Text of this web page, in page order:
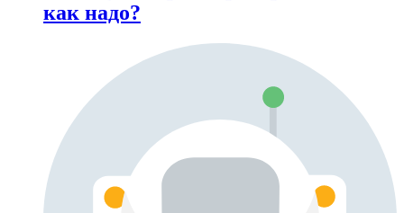
как надо?